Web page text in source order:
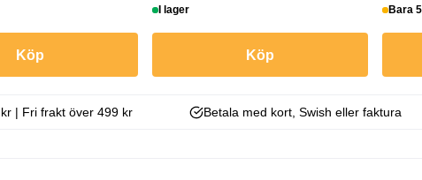
Köp
I lager
Köp
Bara
| Fri frakt över 499 kr Betala med kort, Swish eller faktura